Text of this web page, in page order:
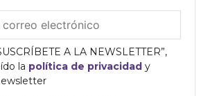
A LA NEWSLETTER”,
la política de privacidad y